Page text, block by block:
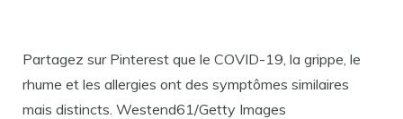
Partagez sur Pinterest que le COVID-19, la grippe, le
rhume et les allergies ont des symptômes similaires
mais distincts. Westend61/Getty Images